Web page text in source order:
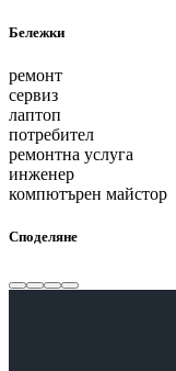
Бележки
ремонт
сервиз
лаптоп
потребител
ремонтна услуга
инженер
компютърен майстор
Споделяне